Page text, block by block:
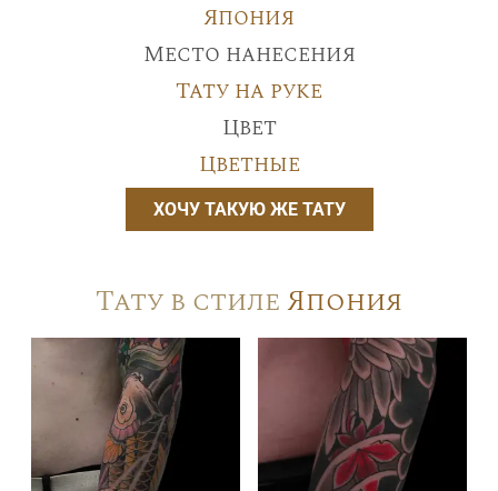
Япония
Место нанесения
Тату на руке
Цвет
Цветные
ХОЧУ ТАКУЮ ЖЕ ТАТУ
Тату в стилеЯпония